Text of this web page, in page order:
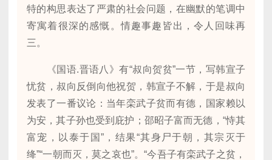
特的构思表达了严肃的社会问题，在幽默的笔调中
寄寓着很深的感慨。情趣事趣皆出，令人回味再
三。
《国语.晋语八》有“叔向贺贫”一节，写韩宣子
忧贫，叔向反倒向他祝贺，韩宣子不解，于是叔向
发表了一番议论：当年栾武子贫而有德，国家赖以
为安，其子孙也受到庇护；邵昭子富而无德，“恃其
富宠，以泰于国”，结果“其身尸于朝，其宗灭于
绛”“一朝而灭，莫之哀也”。“今吾子有栾武子之贫，